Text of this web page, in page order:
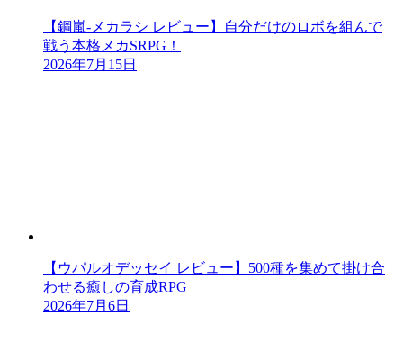
【鋼嵐-メカラシ レビュー】自分だけのロボを組んで
戦う本格メカSRPG！
2026年7月15日
【ウパルオデッセイ レビュー】500種を集めて掛け合
わせる癒しの育成RPG
2026年7月6日